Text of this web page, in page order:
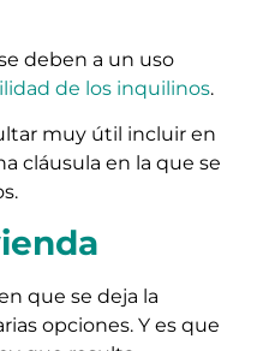
deben a un uso
de los inquilinos.
muy útil incluir en
cláusula en la que se
que se deja la
opciones. Y es que